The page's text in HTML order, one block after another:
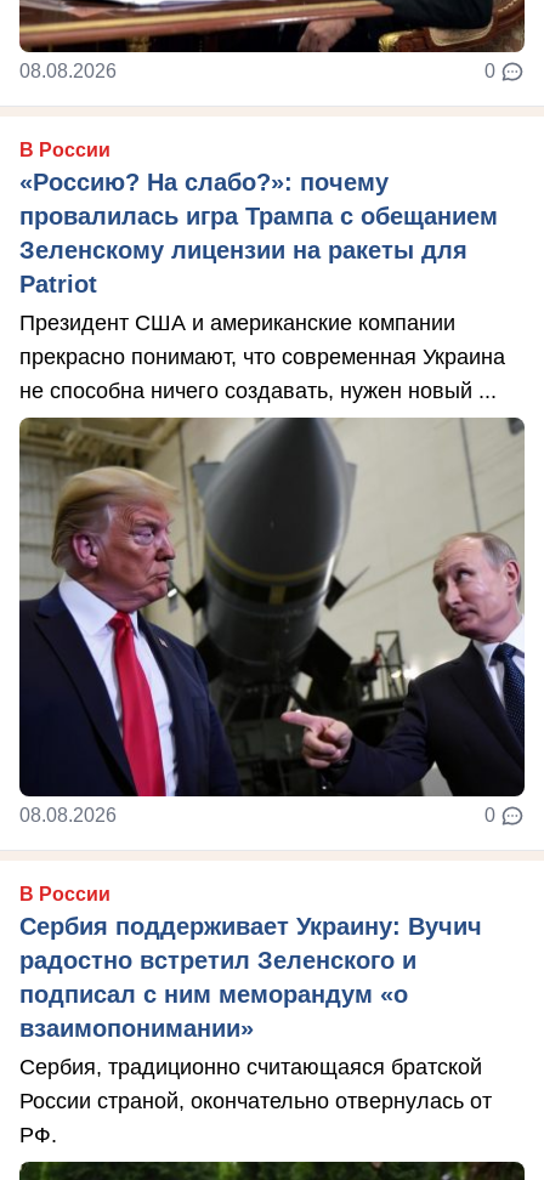
08.08.2026 0
В России
«Россию? На слабо?»: почему
провалилась игра Трампа с обещанием
Зеленскому лицензии на ракеты для
Patriot
Президент США и американские компании
прекрасно понимают, что современная Украина
не способна ничего создавать, нужен новый ...
08.08.2026 0
В России
Сербия поддерживает Украину: Вучич
радостно встретил Зеленского и
подписал с ним меморандум «о
взаимопонимании»
Сербия, традиционно считающаяся братской
России страной, окончательно отвернулась от
РФ.